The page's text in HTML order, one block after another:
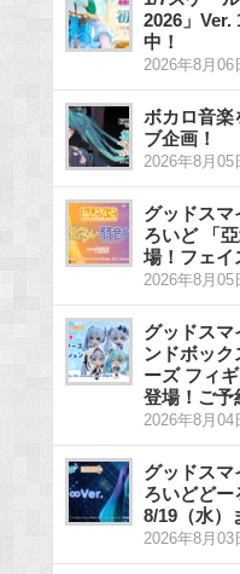
2026」Ver.
中！
2026年8月06
ボカロ音楽
ブ企画！
2026年8月05
グッドスマ
ろいど 「
場！フェイ
2026年8月05
グッドスマ
ンドボック
ーズ フィ
登場！ご予
2026年8月04
グッドスマ
ろいどど
8/19（水）
2026年8月03